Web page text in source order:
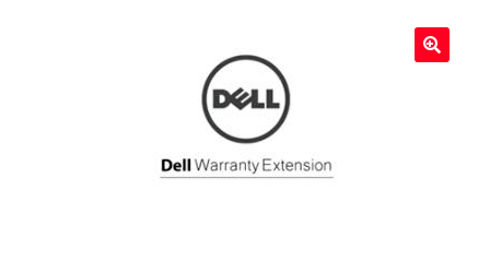
Mi cuenta
Acerca de